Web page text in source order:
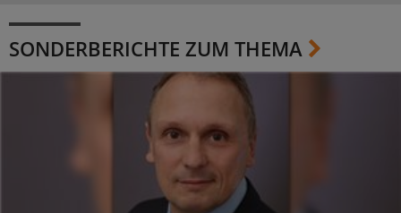
SONDERBERICHTE ZUM THEMA